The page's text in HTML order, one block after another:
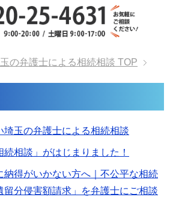
の弁護士による相続相談 TOP
埼玉の弁護士による相続相談
続相談」がはじまりました！
納得がいかない方へ｜不公平な相続
留分侵害額請求」を弁護士にご相談